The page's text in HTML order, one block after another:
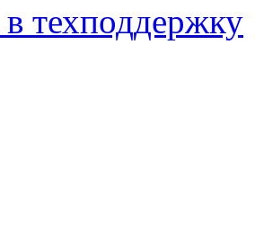
техподдержку